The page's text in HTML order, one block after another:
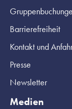
Barrierefreiheit
Kontakt und
Presse
Newsletter
Medien